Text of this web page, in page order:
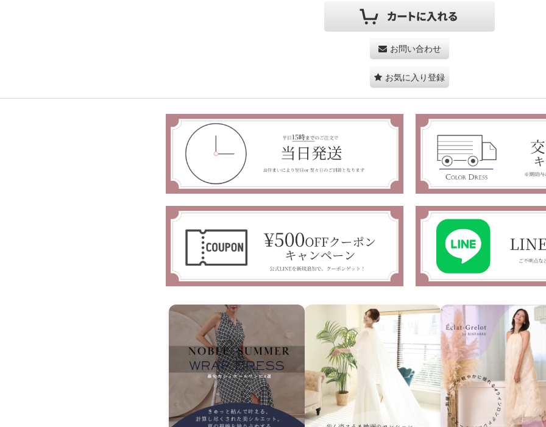
お問い合わせ
お気に入り登録